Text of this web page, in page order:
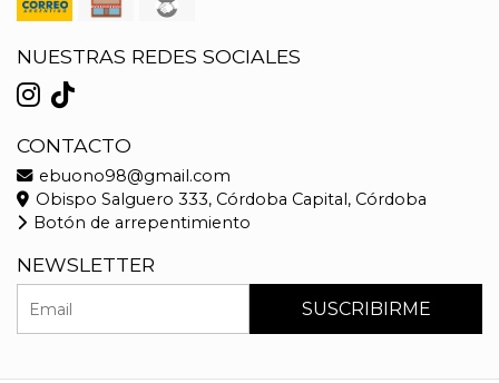
NUESTRAS REDES SOCIALES
CONTACTO
ebuono98@gmail.com
Obispo Salguero 333, Córdoba Capital, Córdoba
Botón de arrepentimiento
NEWSLETTER
SUSCRIBIRME